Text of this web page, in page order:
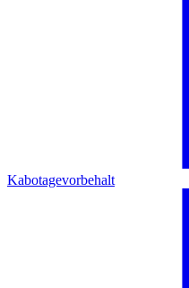
Kabotagevorbehalt